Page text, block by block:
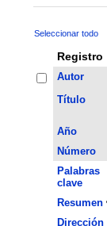
Seleccionar todo
Registro
Autor
Título
Año
Número
Palabras
clave
Resumen
Dirección